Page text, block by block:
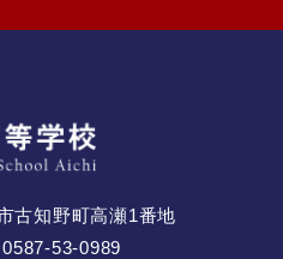
古知野町高瀬1番地
53-0989